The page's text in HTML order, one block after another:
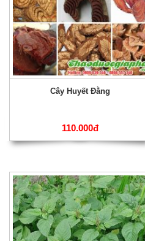
Cây Huyết Đằng
110.000đ